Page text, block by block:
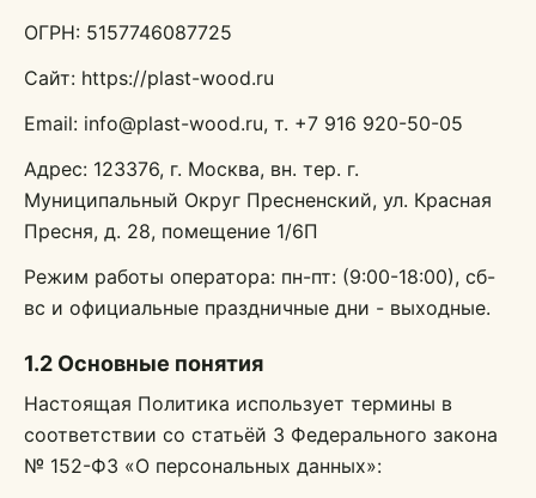
ОГРН: 5157746087725
Сайт: https://plast-wood.ru
Email: info@plast-wood.ru, т. +7 916 920-50-05
Адрес: 123376, г. Москва, вн. тер. г.
Муниципальный Округ Пресненский, ул. Красная
Пресня, д. 28, помещение 1/6П
Режим работы оператора: пн-пт: (9:00-18:00), сб-
вс и официальные праздничные дни - выходные.
1.2 Основные понятия
Настоящая Политика использует термины в
соответствии со статьёй 3 Федерального закона
№ 152-ФЗ «О персональных данных»: